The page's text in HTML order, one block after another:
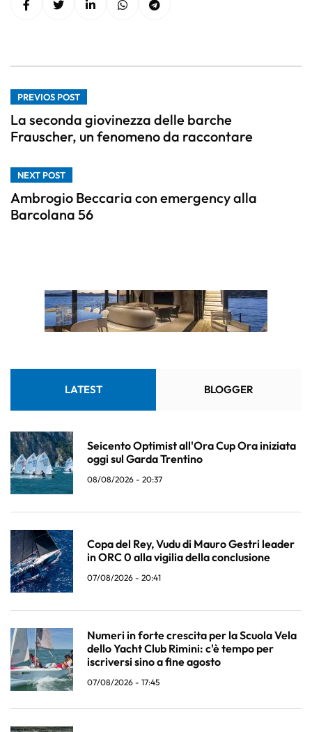
PREVIOS POST
La seconda giovinezza delle barche
Frauscher, un fenomeno da raccontare
NEXT POST
Ambrogio Beccaria con emergency alla
Barcolana 56
LATEST BLOGGER
Seicento Optimist all'Ora Cup Ora iniziata
oggi sul Garda Trentino
08/08/2026 - 20:37
Copa del Rey, Vudu di Mauro Gestri leader
in ORC 0 alla vigilia della conclusione
07/08/2026 - 20:41
Numeri in forte crescita per la Scuola Vela
dello Yacht Club Rimini: c'è tempo per
iscriversi sino a fine agosto
07/08/2026 - 17:45